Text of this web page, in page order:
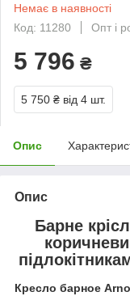
Немає в наявності
Код: 11280
Опт і
5 796 ₴
5 750 ₴ від 4 шт.
Опис
Опис
Барне
Кресло барное